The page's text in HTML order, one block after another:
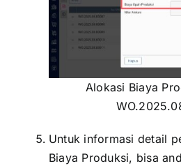
Alokasi Biaya
Untuk informasi detail
Biaya Produksi, bisa